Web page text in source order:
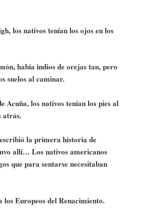
los nativos tenían los ojos en los
había indios de orejas tan, pero
suelos al caminar.
Acuña, los nativos tenían los pies al
atrás.
la primera historia de
allí… Los nativos americanos
que para sentarse necesitaban
Europeos del Renacimiento.